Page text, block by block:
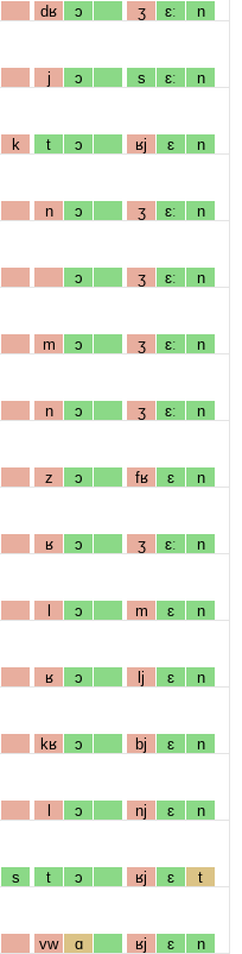
dʁ ɔ ʒ ɛː n
j ɔ s ɛː n
k t ɔ ʁj ɛ n
n ɔ ʒ ɛː n
ɔ ʒ ɛː n
m ɔ ʒ ɛː n
n ɔ ʒ ɛː n
z ɔ fʁ ɛ n
ʁ ɔ ʒ ɛː n
l ɔ m ɛ n
ʁ ɔ lj ɛ n
kʁ ɔ bj ɛ n
l ɔ nj ɛ n
s t ɔ ʁj ɛ t
vw ɑ ʁj ɛ n